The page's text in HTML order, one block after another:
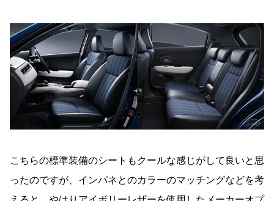
こちらの標準装備のシートもクールな感じがして良いと思
ったのですが、インパネとのカラーのマッチングなどを考